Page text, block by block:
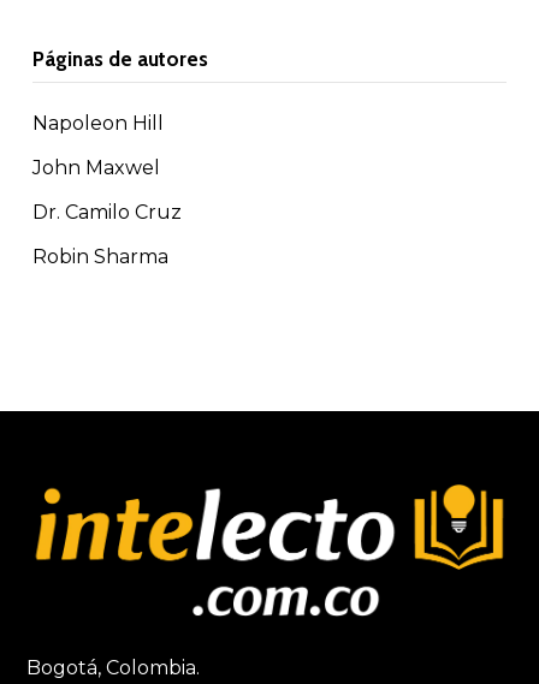
Páginas de autores
Napoleon Hill
John Maxwel
Dr. Camilo Cruz
Robin Sharma
Bogotá, Colombia.